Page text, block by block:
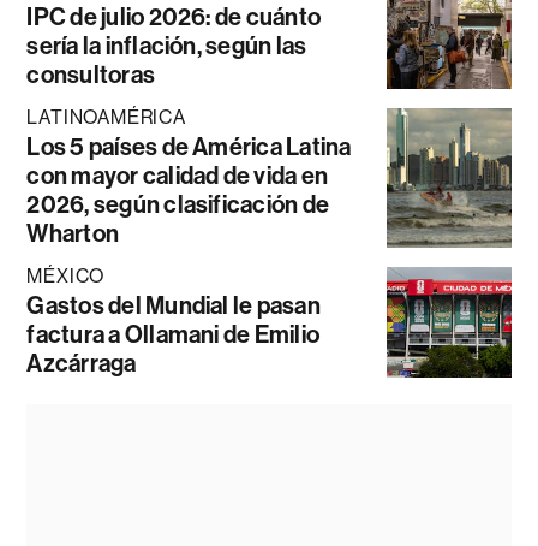
IPC de julio 2026: de cuánto
sería la inflación, según las
consultoras
LATINOAMÉRICA
Los 5 países de América Latina
con mayor calidad de vida en
2026, según clasificación de
Wharton
MÉXICO
Gastos del Mundial le pasan
factura a Ollamani de Emilio
Azcárraga